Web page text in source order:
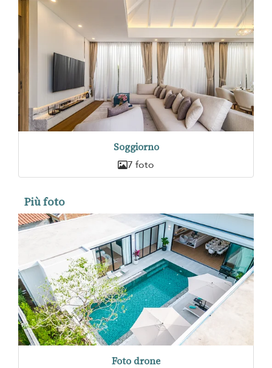
Soggiorno
7 foto
Più foto
Foto drone